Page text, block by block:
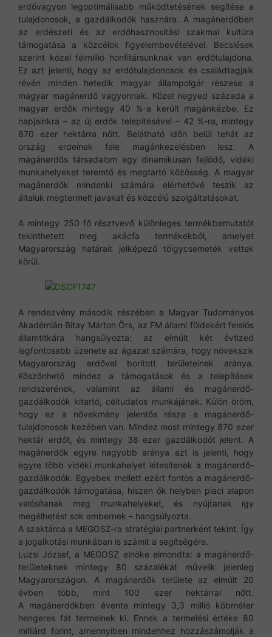
erdővagyon legoptimálisabb működtetésének segítése a
tulajdonosok, a gazdálkodók hasznára. A magánerdőben
az erdészeti és az erdőhasznosítási szakmai kultúra
támogatása a közcélok figyelembevételével. Becslések
szerint közel félmillió honfitársunknak van erdőtulajdona.
Ez azt jelenti, hogy az erdőtulajdonosok és családtagjaik
révén minden hetedik magyar állampolgár részese a
magyar magánerdő vagyonnak. Közel negyed százada a
magyar erdők mintegy 40 %-a került magánkézbe. Ez
napjainkra – az új erdők telepítésével – 42 %-ra, mintegy
870 ezer hektárra nőtt. Belátható időn belül tehát az
ország erdeinek fele magánkezelésben lesz. A
magánerdős társadalom egy dinamikusan fejlődő, vidéki
munkahelyeket teremtő és megtartó közösség. A magyar
magánerdők mindenki számára elérhetővé teszik az
általuk megtermelt javakat és közcélú szolgáltatásokat.
A mintegy 250 fő résztvevő különleges termékbemutatót
tekinthetett meg akácfa termékekből, amelyet
Magyarország határait jelképező tölgycsemeték vettek
körül.
A rendezvény második részében a Magyar Tudományos
Akadémián Bitay Márton Örs, az FM állami földekért felelős
államtitkára hangsúlyozta: az elmúlt két évtized
legfontosabb üzenete az ágazat számára, hogy növekszik
Magyarország erdővel borított területeinek aránya.
Köszönhető mindez a támogatások és a telepítések
rendszerének, valamint az állami és magánerdő-
gazdálkodók kitartó, céltudatos munkájának. Külön öröm,
hogy ez a növekmény jelentős része a magánerdő-
tulajdonosok kezében van. Mindez most mintegy 870 ezer
hektár erdőt, és mintegy 38 ezer gazdálkodót jelent. A
magánerdők egyre nagyobb aránya azt is jelenti, hogy
egyre több vidéki munkahelyet létesítenek a magánerdő-
gazdálkodók. Egyebek mellett ezért fontos a magánerdő-
gazdálkodók támogatása, hiszen ők helyben piaci alapon
valósítanak meg munkahelyeket, és nyújtanak így
megélhetést sok embernek – hangsúlyozta.
A szaktárca a MEGOSZ-ra stratégiai partnerként tekint. Így
a jogalkotási munkában is számít a segítségére.
Luzsi József, a MEGOSZ elnöke elmondta: a magánerdő-
területeknek mintegy 80 százalékát művelik jelenleg
Magyarországon. A magánerdők területe az elmúlt 20
évben több, mint 100 ezer hektárral nőtt.
A magánerdőkben évente mintegy 3,3 millió köbméter
hengeres fát termelnek ki. Ennek a termelési értéke 80
milliárd forint, amennyiben mindehhez hozzászámolják a